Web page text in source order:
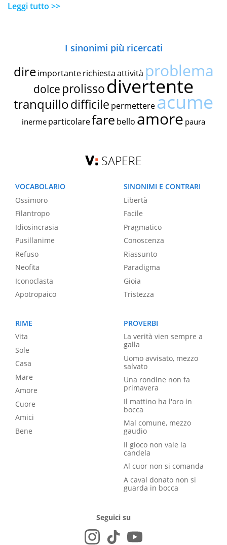
Leggi tutto >>
I sinonimi più ricercati
dire importante richiestaattività problema
dolce prolissodivertente
tranquillodifficile permettereacume
inerme particolarefare bello amore paura
SAPERE
VOCABOLARIO
Ossimoro
Filantropo
Idiosincrasia
Pusillanime
Refuso
Neofita
Iconoclasta
Apotropaico
SINONIMI E CONTRARI
Libertà
Facile
Pragmatico
Conoscenza
Riassunto
Paradigma
Gioia
Tristezza
RIME
Vita
Sole
Casa
Mare
Amore
Cuore
Amici
Bene
PROVERBI
La verità vien sempre a
galla
Uomo avvisato, mezzo
salvato
Una rondine non fa
primavera
Il mattino ha l'oro in
bocca
Mal comune, mezzo
gaudio
Il gioco non vale la
candela
Al cuor non si comanda
A caval donato non si
guarda in bocca
Seguici su